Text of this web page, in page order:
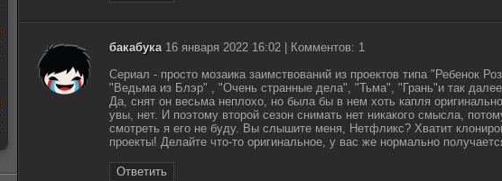
бакабука16 января 2022 16:02 | Комментов: 1
Сериал - просто мозаика заимствований из проектов типа "Ребенок
"Ведьма из Блэр" , "Очень странные дела", "Тьма", "Грань"и так далее
Да, снят он весьма неплохо, но была бы в нем хоть капля
увы, нет. И поэтому второй сезон снимать нет никакого смысла,
смотреть я его не буду. Вы слышите меня, Нетфликс? Хватит
проекты! Делайте что-то оригинальное, у вас же нормально
Ответить